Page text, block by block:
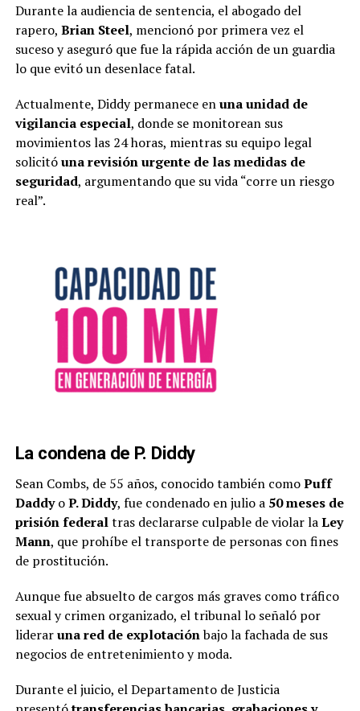
Durante la audiencia de sentencia, el abogado del
rapero, Brian Steel, mencionó por primera vez el
suceso y aseguró que fue la rápida acción de un guardia
lo que evitó un desenlace fatal.
Actualmente, Diddy permanece enuna unidad de
vigilancia especial, donde se monitorean sus
movimientos las 24 horas, mientras su equipo legal
solicitóuna revisión urgente de las medidas de
seguridad, argumentando que su vida “corre un riesgo
real”.
La condena de P. Diddy
Sean Combs, de 55 años, conocido también comoPuff
DaddyoP. Diddy, fue condenado en julio a 50 meses de
prisión federaltras declararse culpable de violar laLey
Mann, que prohíbe el transporte de personas con fines
de prostitución.
Aunque fue absuelto de cargos más graves como tráfico
sexual y crimen organizado, el tribunal lo señaló por
lideraruna red de explotaciónbajo la fachada de sus
negocios de entretenimiento y moda.
Durante el juicio, el Departamento de Justicia